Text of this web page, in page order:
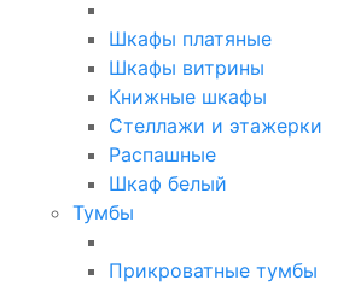
Шкафы платяные
Шкафы витрины
Книжные шкафы
Стеллажи и этажерки
Распашные
Шкаф белый
Тумбы
Прикроватные тумбы